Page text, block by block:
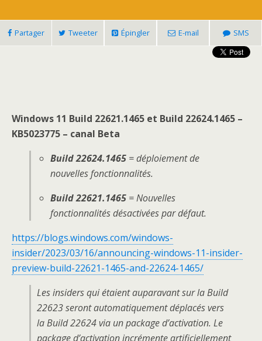
Partager Tweeter Épingler E-mail SMS
Windows 11 Build 22621.1465 et Build 22624.1465 –
KB5023775 – canal Beta
Build 22624.1465 = déploiement de
nouvelles fonctionnalités.
Build 22621.1465 = Nouvelles
fonctionnalités désactivées par défaut.
https://blogs.windows.com/windows-
insider/2023/03/16/announcing-windows-11-insider-
preview-build-22621-1465-and-22624-1465/
Les insiders qui étaient auparavant sur la Build
22623 seront automatiquement déplacés vers
la Build 22624 via un package d’activation. Le
package d’activation incrémente artificiellement